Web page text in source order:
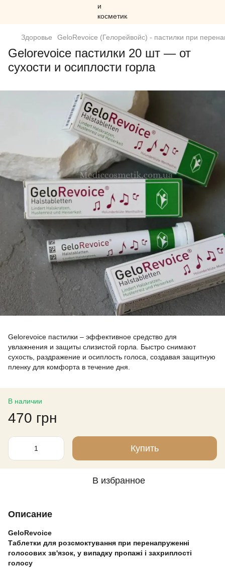
Здоровье GeloRevoice (Гелорейвойс) - пастилки при
Gelorevoice пастилки 20 шт — от
сухости и осиплости горла
Gelorevoice пастилки – эффективное средство для
увлажнения и защиты слизистой горла. Быстро снимают
сухость, раздражение и осиплость голоса, создавая защитную
пленку для комфорта в течение дня.
В наличии
470 грн
Купить
В избранное
Описание
GeloRevoice
Таблетки для розсмоктування при перенапруженні
голосових зв'язок, у випадку пропажі і захриплості
голосу